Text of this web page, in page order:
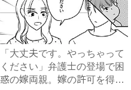
「大丈夫です。やっちゃって
ください」弁護士の登場で困
惑の嫁両親。嫁の許可を得た